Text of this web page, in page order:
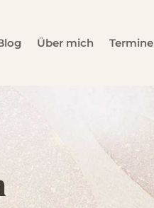
Über mich Termine